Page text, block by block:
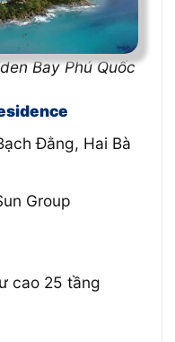
Bay Phú Quốc
Đằng, Hai Bà
Group
cao 25 tầng